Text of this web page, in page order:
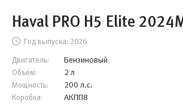
Haval PRO H5 Elite
Год выпуска: 2026
Двигатель: Бензиновый
Объем: 2 л
Мощность: 200 л.с.
Коробка: АКПП8